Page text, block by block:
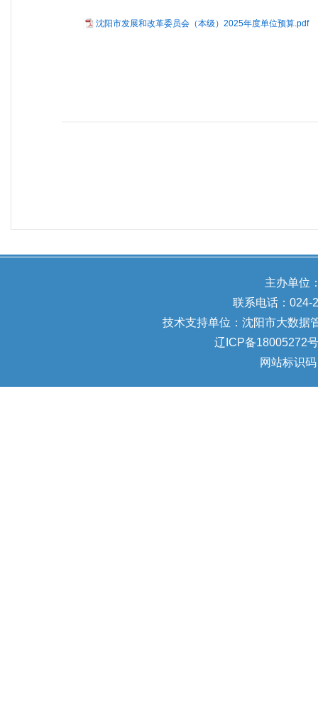
沈阳市发展和改革委员会（本级）2025年度单位预算.pdf